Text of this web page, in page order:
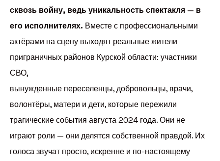
сквозь войну, ведь уникальность спектакля — в
его исполнителях. Вместе с профессиональными
актёрами на сцену выходят реальные жители
приграничных районов Курской области: участники
СВО,
вынужденные переселенцы, добровольцы, врачи,
волонтёры, матери и дети, которые пережили
трагические события августа 2024 года. Они не
играют роли — они делятся собственной правдой. Их
голоса звучат просто, искренне и по-настоящему